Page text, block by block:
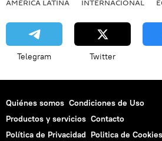
AMÉRICA LATINA INTERNACIONAL
Telegram Twitter
Quiénes somos Condiciones de Uso
Productos y servicios Contacto
Política de Privacidad Politica de Cookies